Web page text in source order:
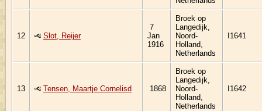
12 Slot, Reijer
7
Jan
1916
Broek op
Langedijk,
Noord-
Holland,
Netherlands
I1641
13 Tensen, Maartje Cornelisd 1868
Broek op
Langedijk,
Noord-
Holland,
Netherlands
I1642